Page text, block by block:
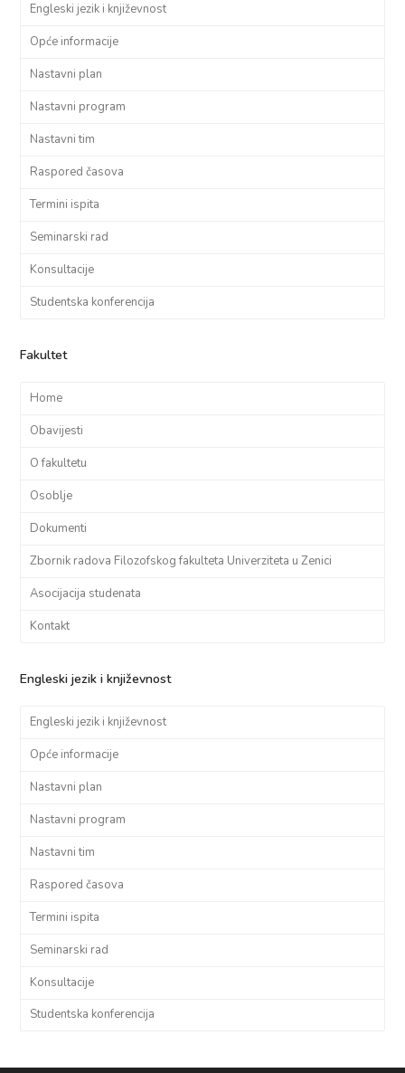
Engleski jezik i književnost
Opće informacije
Nastavni plan
Nastavni program
Nastavni tim
Raspored časova
Termini ispita
Seminarski rad
Konsultacije
Studentska konferencija
Fakultet
Home
Obavijesti
O fakultetu
Osoblje
Dokumenti
Zbornik radova Filozofskog fakulteta Univerziteta u Zenici
Asocijacija studenata
Kontakt
Engleski jezik i književnost
Engleski jezik i književnost
Opće informacije
Nastavni plan
Nastavni program
Nastavni tim
Raspored časova
Termini ispita
Seminarski rad
Konsultacije
Studentska konferencija